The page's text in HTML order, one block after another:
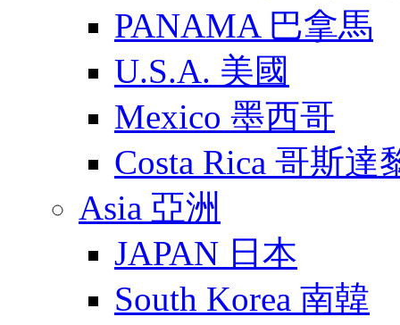
PANAMA 巴拿馬
U.S.A. 美國
Mexico 墨西哥
Costa Rica 哥斯達
Asia 亞洲
JAPAN 日本
South Korea 南韓